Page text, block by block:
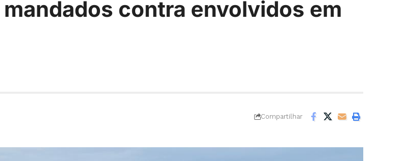
contra envolvidos em
Compartilhar